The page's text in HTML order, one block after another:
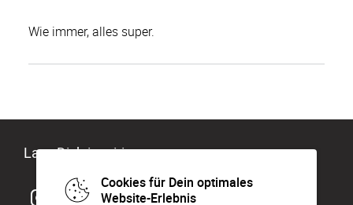
Cookies für Dein optimales
Website-Erlebnis
Wie immer, alles super.
Lass Dich inspirieren